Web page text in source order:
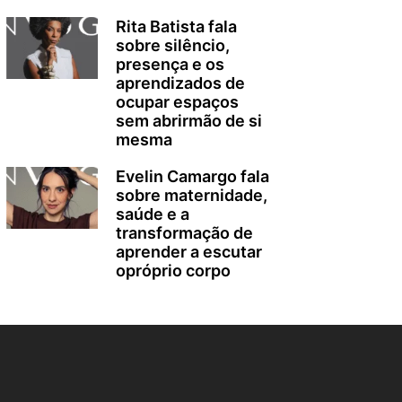
Rita Batista fala
sobre silêncio,
presença e os
aprendizados de
ocupar espaços
sem abrirmão de si
mesma
Evelin Camargo fala
sobre maternidade,
saúde e a
transformação de
aprender a escutar
opróprio corpo